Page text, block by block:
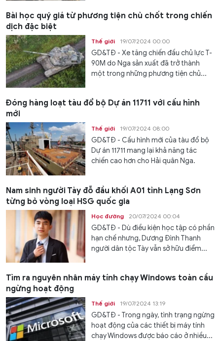
Bài học quý giá từ phương tiện chủ chốt trong chiến
dịch đặc biệt
Thế giới 19/07/2024 00:00
GD&TĐ - Xe tăng chiến đấu chủ lực T-
90M do Nga sản xuất đã trở thành
một trong những phương tiện chủ...
Đóng hàng loạt tàu đổ bộ Dự án 11711 với cấu hình
mới
Thế giới 19/07/2024 08:00
GD&TĐ - Cấu hình mới của tàu đổ bộ
Dự án 11711 mang lại khả năng tác
chiến cao hơn cho Hải quân Nga.
Nam sinh người Tày đỗ đầu khối A01 tỉnh Lạng Sơn
từng bỏ vòng loại HSG quốc gia
Học đường 20/07/2024 00:04
GD&TĐ - Dù điều kiện học tập có phần
hạn chế nhưng, Dương Đình Thanh
người dân tộc Tày vẫn sở hữu điểm...
Tìm ra nguyên nhân máy tính chạy Windows toàn cầu
ngừng hoạt động
Thế giới 19/07/2024 13:19
GD&TĐ - Trong ngày, tình trạng ngừng
hoạt động của các thiết bị máy tính
chạy Windows được báo cáo ở nhiều...